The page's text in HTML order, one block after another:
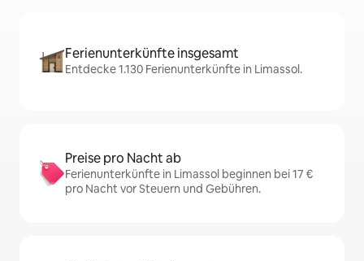
Ferienunterkünfte insgesamt
Entdecke 1.130 Ferienunterkünfte in Limassol.
Preise pro Nacht ab
Ferienunterkünfte in Limassol beginnen bei 17 €
pro Nacht vor Steuern und Gebühren.